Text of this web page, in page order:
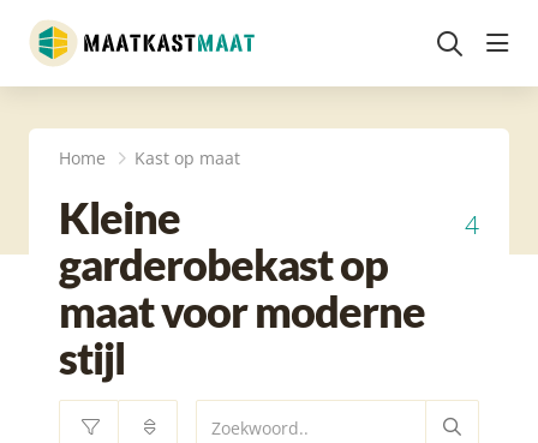
Home Kast op maat
Kleine
garderobekast op
maat voor moderne
stijl
4